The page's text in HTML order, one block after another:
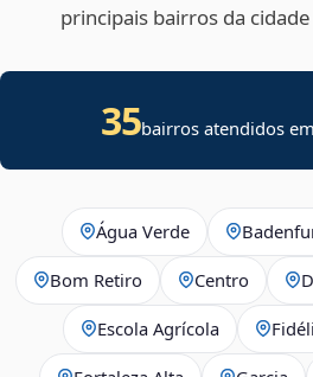
principais bairros da cidade
35bairros atendidos
Água Verde
Bom Retiro Centro
Escola Agrícola